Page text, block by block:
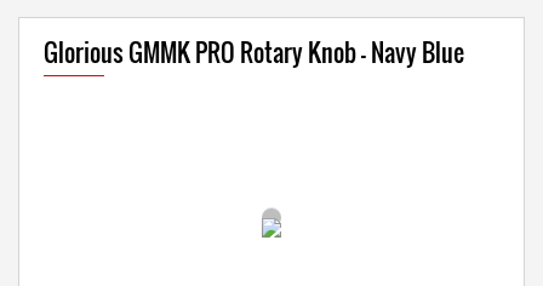
Glorious GMMK PRO Rotary Knob - Navy Blue